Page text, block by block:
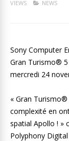
VIEWS
NEWS
Sony Computer
Gran Turismo®
mercredi 24
« Gran
complexité en
spatial Apollo ! »
Polyphony